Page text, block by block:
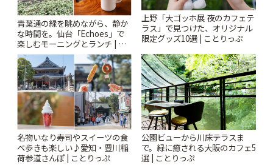
青葉通の緑を眺めながら、静か
な時間を。仙台「Echoes」で
楽しむモーニングとランチ | こ
とりっぷ
上野「大ゴッホ展 夜のカフェテ
ラス」で見つけた、オリジナル
限定グッズ10選 | ことりっぷ
名物いなり寿司やスイーツの食
べ歩きも楽しい♪愛知・豊川稲
荷参道さんぽ | ことりっぷ
公園ビューから川床テラスま
で。緑に癒される大阪のカフェ5
選 | ことりっぷ